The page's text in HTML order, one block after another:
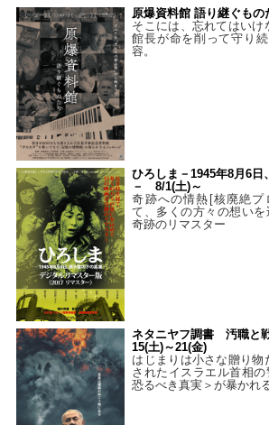
原爆資料館 語り継ぐも
そこには、忘れてはい
館長が命を削って守り
容。
ひろしま－1945年8月6日
－ 8/1(土)～
奇跡への情熱[核廃絶
て、多くの方々の想いを
奇跡のリマスター
ネタニヤフ調書 汚職と
15(土)～21(金)
はじまりは小さな贈り
されたイスラエル首相
恐るべき真実＞が暴かれ